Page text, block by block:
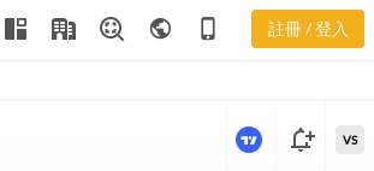
public phone_iphone 註冊 / 登入
notification_add VS